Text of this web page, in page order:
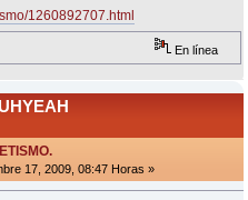
1260892707.html
En línea
17, 2009, 08:47 Horas »